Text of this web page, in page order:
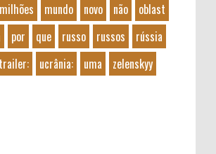
milhões mundo novo não
oblast
por que russo russos
rússia
trailer: ucrânia: uma zelenskyy